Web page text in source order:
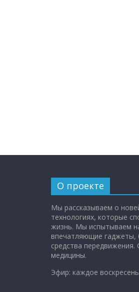
О проекте
Мы рассказываем о
технологиях, которые
жизнь. Мы испытываем
впечатляющие гаджеты,
средства
медицины.
Эфир: каждое